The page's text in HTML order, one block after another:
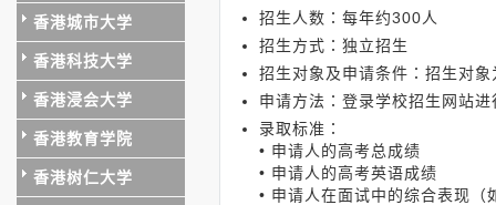
香港城市大学
香港科技大学
香港浸会大学
香港教育学院
香港树仁大学
招生人数：每年约300人
招生方式：独立招生
招生对象及申请条件：招生对
申请方法：登录学校招生网站进
录取标准：
• 申请人的高考总成绩
• 申请人的高考英语成绩
• 申请人在面试中的综合表现（